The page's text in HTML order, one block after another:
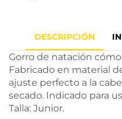
DESCRIPCIÓN
Gorro de natación
Fabricado en material
ajuste perfecto a la
secado. Indicado para
Talla: Junior.